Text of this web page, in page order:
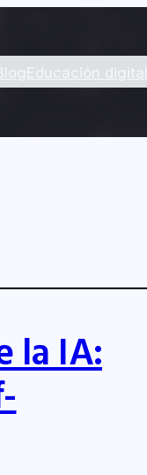
Educación digital
la IA: